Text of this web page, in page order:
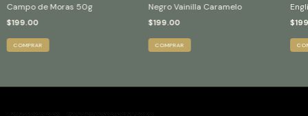
Campo de Moras 50g
$199.00
COMPRAR
Negro Vainilla Caramelo
$199.00
COMPRAR